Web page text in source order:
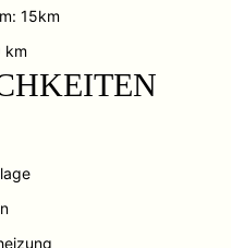
15km
km